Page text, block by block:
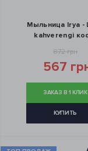
Мыльница Irya -
kahverengi
872 грн
567
ЗАКАЗ В 1 КЛИК
КУПИТЬ